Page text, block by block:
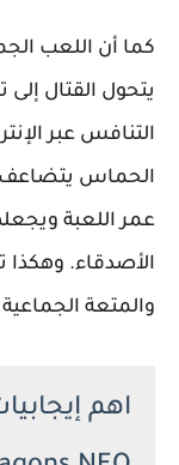
كما أن اللعب
يتحول القتال
التنافس عبر
الحماس يتضاعف
عمر اللعبة
الأصدقاء. وهكذا
والمتعة